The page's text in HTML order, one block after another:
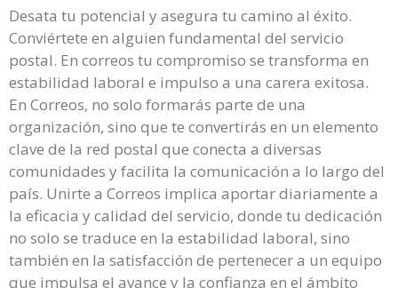
Desata tu potencial y asegura tu camino al éxito.
Conviértete en alguien fundamental del servicio
postal. En correos tu compromiso se transforma en
estabilidad laboral e impulso a una carera exitosa.
En Correos, no solo formarás parte de una
organización, sino que te convertirás en un elemento
clave de la red postal que conecta a diversas
comunidades y facilita la comunicación a lo largo del
país. Unirte a Correos implica aportar diariamente a
la eficacia y calidad del servicio, donde tu dedicación
no solo se traduce en la estabilidad laboral, sino
también en la satisfacción de pertenecer a un equipo
que impulsa el avance y la confianza en el ámbito